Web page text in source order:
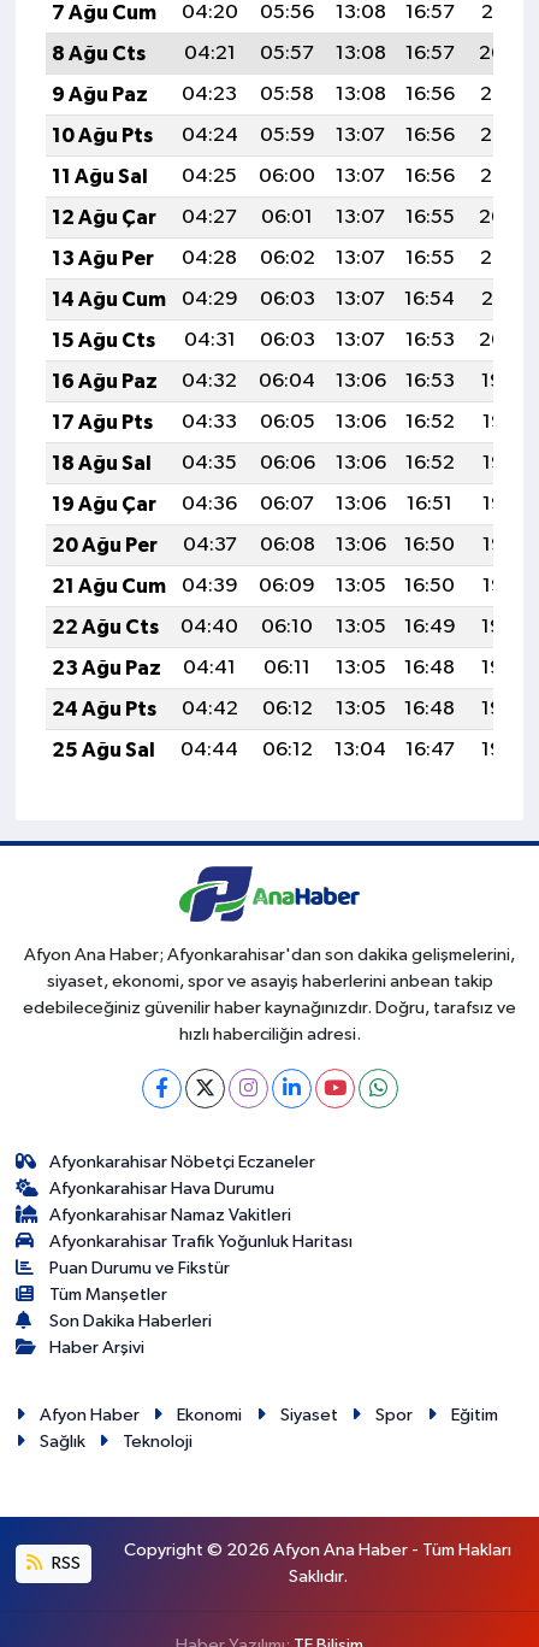
7 Ağu Cum
04:20 05:56 13:08 16:57
20:10
8 Ağu Cts
04:21 05:57 13:08 16:57
20:09
9 Ağu Paz
04:23 05:58 13:08 16:56
20:07
10 Ağu Pts
04:24 05:59 13:07 16:56
20:06
11 Ağu Sal
04:25 06:00 13:07 16:56
20:05
12 Ağu Çar
04:27 06:01 13:07 16:55
20:04
13 Ağu Per
04:28 06:02 13:07 16:55
20:02
14 Ağu Cum
04:29 06:03 13:07 16:54
20:01
15 Ağu Cts
04:31 06:03 13:07 16:53
20:00
16 Ağu Paz
04:32 06:04 13:06 16:53
19:59
17 Ağu Pts
04:33 06:05 13:06 16:52
19:57
18 Ağu Sal
04:35 06:06 13:06 16:52
19:56
19 Ağu Çar
04:36 06:07 13:06 16:51
19:55
20 Ağu Per
04:37 06:08 13:06 16:50
19:53
21 Ağu Cum
04:39 06:09 13:05 16:50
19:52
22 Ağu Cts
04:40 06:10 13:05 16:49
19:50
23 Ağu Paz
04:41 06:11 13:05 16:48
19:49
24 Ağu Pts
04:42 06:12 13:05 16:48
19:48
25 Ağu Sal
04:44 06:12 13:04 16:47 19:46
Afyon Ana Haber; Afyonkarahisar'dan son dakika gelişmelerini,
siyaset, ekonomi, spor ve asayiş haberlerini anbean takip
edebileceğiniz güvenilir haber kaynağınızdır. Doğru, tarafsız ve
hızlı haberciliğin adresi.
Afyonkarahisar Nöbetçi Eczaneler
Afyonkarahisar Hava Durumu
Afyonkarahisar Namaz Vakitleri
Afyonkarahisar Trafik Yoğunluk Haritası
Puan Durumu ve Fikstür
Tüm Manşetler
Son Dakika Haberleri
Haber Arşivi
Afyon Haber Ekonomi Siyaset Spor
Eğitim
Sağlık
Teknoloji
RSS
Copyright © 2026 Afyon Ana Haber - Tüm Hakları
Saklıdır.